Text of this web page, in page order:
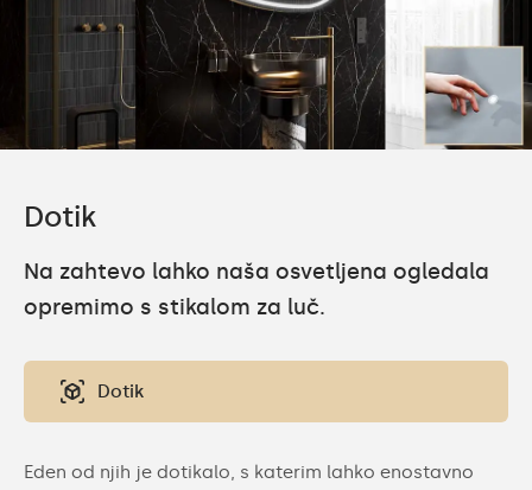
Dotik
Na zahtevo lahko naša osvetljena ogledala
opremimo s stikalom za luč.
Dotik
Eden od njih je dotikalo, s katerim lahko enostavno